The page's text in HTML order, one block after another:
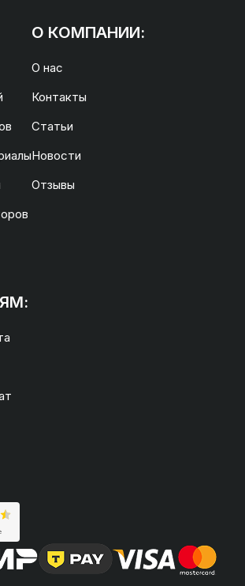
О КОМПАНИИ:
О нас
Контакты
Статьи
Новости
Отзывы